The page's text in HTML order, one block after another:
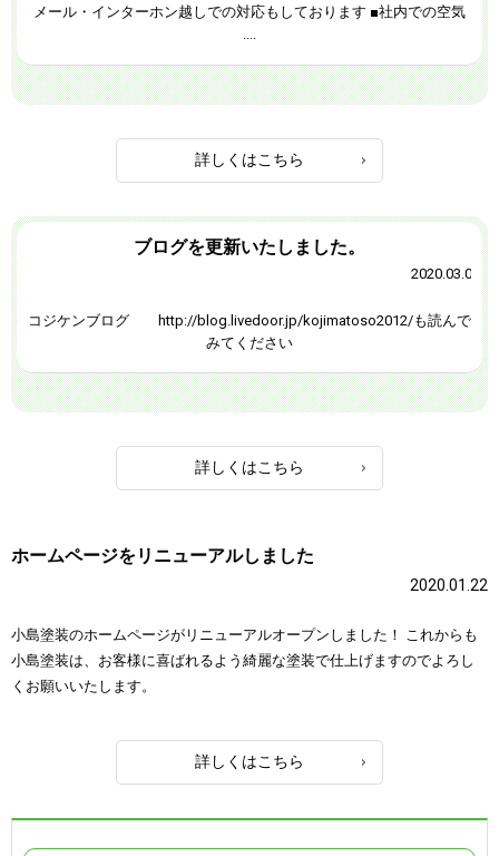
メール・インターホン越しでの対応もしております ■社内での空気
....
詳しくはこちら
ブログを更新いたしました。
2020.03.04
コジケンブログ http://blog.livedoor.jp/kojimatoso2012/も読んで
みてください
詳しくはこちら
ホームページをリニューアルしました
2020.01.22
小島塗装のホームページがリニューアルオープンしました！ これからも
小島塗装は、お客様に喜ばれるよう綺麗な塗装で仕上げますのでよろし
くお願いいたします。
詳しくはこちら